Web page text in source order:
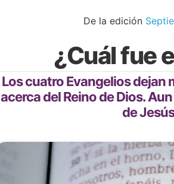
De la edición
¿Cuál fue
Los cuatro Evangelios dejan
acerca del Reino de Dios.
de